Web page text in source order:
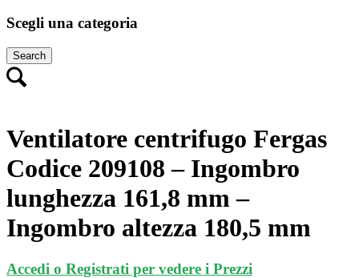
Scegli una categoria
Search
Ventilatore centrifugo Fergas
Codice 209108 – Ingombro
lunghezza 161,8 mm –
Ingombro altezza 180,5 mm
Accedi o Registrati per vedere i Prezzi